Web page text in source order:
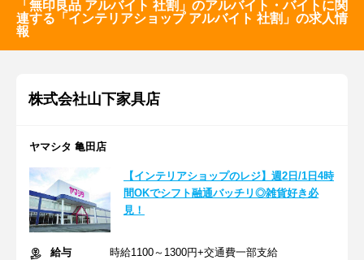
「無印良品 アルバイト 社割」のアルバイト・バイトに関
連する「インテリアショップ アルバイト 社割」の求人情
報
株式会社山下家具店
ヤマシタ 亀田店
【インテリアショップのレジ】週2日/1日4時
間OKでシフト融通バッチリ◎雑貨好き必
見！
給与
時給1100～1300円+交通費一部支給